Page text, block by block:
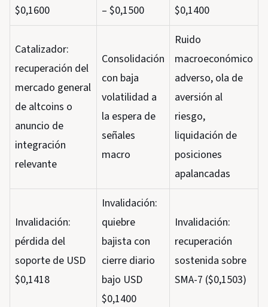
$0,1600
– $0,1500
$0,1400
Catalizador:
recuperación del
mercado general
de altcoins o
anuncio de
integración
relevante
Consolidación
con baja
volatilidad a
la espera de
señales
macro
Ruido
macroeconómico
adverso, ola de
aversión al
riesgo,
liquidación de
posiciones
apalancadas
Invalidación:
pérdida del
soporte de USD
$0,1418
Invalidación:
quiebre
bajista con
cierre diario
bajo USD
$0,1400
Invalidación:
recuperación
sostenida sobre
SMA-7 ($0,1503)